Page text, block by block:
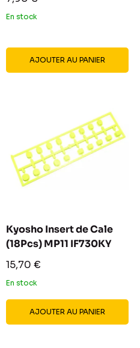
réduit
En stock
AJOUTER AU PANIER
Kyosho Insert de Cale
(18Pcs) MP11 IF730KY
Prix
réduit
15,70 €
En stock
AJOUTER AU PANIER